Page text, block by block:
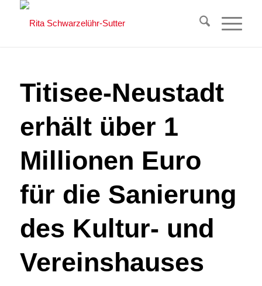
Titisee-Neustadt
erhält über 1
Millionen Euro
für die Sanierung
des Kultur- und
Vereinshauses